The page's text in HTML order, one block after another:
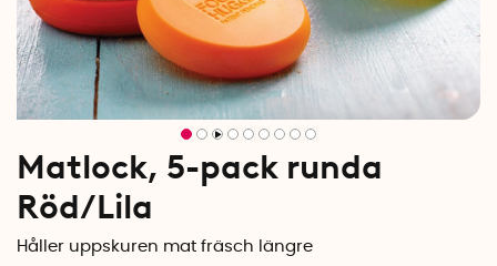
Matlock, 5-pack runda
Röd/Lila
Håller uppskuren mat fräsch längre